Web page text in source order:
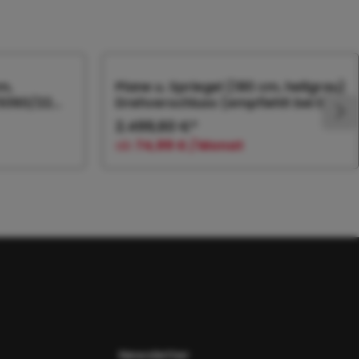
22
Plane u. Spriegel (180 cm, hellgrau)
Drehverschluss (empfiehlt bei Bl.
2.499,60 €*
ab 74,99 € / Monat